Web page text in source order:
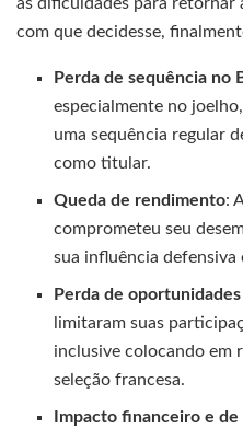
com que decidesse,
Perda de sequência no
especialmente no
uma sequência regular
como titular.
Queda de rendimento:
comprometeu seu
sua influência defensiva
Perda de
limitaram suas
inclusive colocando em
seleção francesa.
Impacto financeiro e